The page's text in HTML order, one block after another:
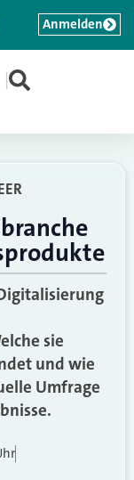
|
Anmelden
sie
und wie
Umfrage